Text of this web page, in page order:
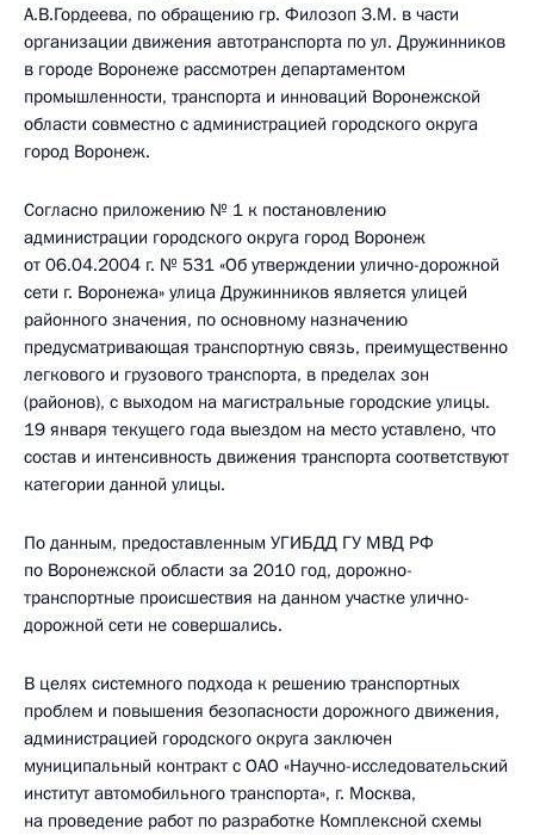
А.В.Гордеева, по обращению гр. Филозоп З.М. в части
организации движения автотранспорта по ул. Дружинников
в городе Воронеже рассмотрен департаментом
промышленности, транспорта и инноваций Воронежской
области совместно с администрацией городского округа
город Воронеж.
Согласно приложению № 1 к постановлению
администрации городского округа город Воронеж
от 06.04.2004 г. № 531 «Об утверждении улично-дорожной
сети г. Воронежа» улица Дружинников является улицей
районного значения, по основному назначению
предусматривающая транспортную связь, преимущественно
легкового и грузового транспорта, в пределах зон
(районов), с выходом на магистральные городские улицы.
19 января текущего года выездом на место уставлено, что
состав и интенсивность движения транспорта соответствуют
категории данной улицы.
По данным, предоставленным УГИБДД ГУ МВД РФ
по Воронежской области за 2010 год, дорожно-
транспортные происшествия на данном участке улично-
дорожной сети не совершались.
В целях системного подхода к решению транспортных
проблем и повышения безопасности дорожного движения,
администрацией городского округа заключен
муниципальный контракт с ОАО «Научно-исследовательский
институт автомобильного транспорта», г. Москва,
на проведение работ по разработке Комплексной схемы